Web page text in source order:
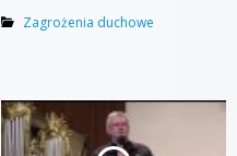
Zagrożenia duchowe